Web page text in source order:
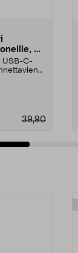
65
USB-C-
39,90